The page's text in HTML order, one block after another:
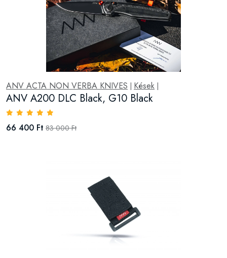
ANV ACTA NON VERBA KNIVES | Kések |
ANV A200 DLC Black, G10 Black
66 400 Ft 83 000 Ft